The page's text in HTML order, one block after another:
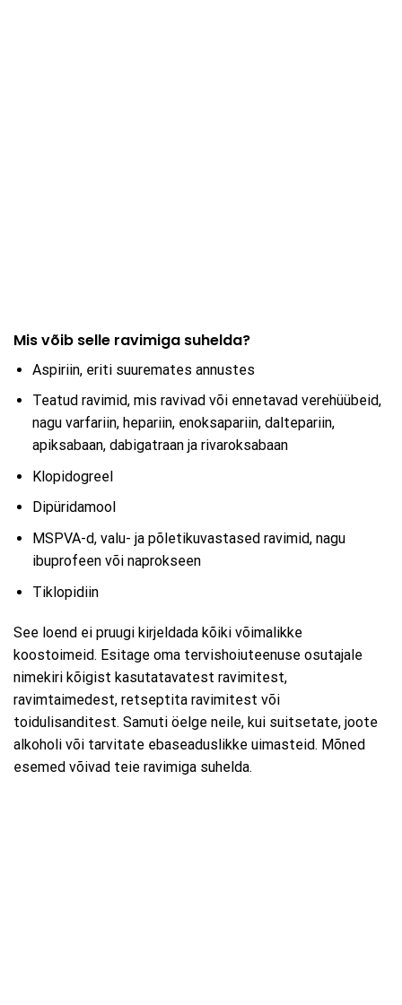
Mis võib selle ravimiga suhelda?
Aspiriin, eriti suuremates annustes
Teatud ravimid, mis ravivad või ennetavad verehüübeid,
nagu varfariin, hepariin, enoksapariin, daltepariin,
apiksabaan, dabigatraan ja rivaroksabaan
Klopidogreel
Dipüridamool
MSPVA-d, valu- ja põletikuvastased ravimid, nagu
ibuprofeen või naprokseen
Tiklopidiin
See loend ei pruugi kirjeldada kõiki võimalikke
koostoimeid. Esitage oma tervishoiuteenuse osutajale
nimekiri kõigist kasutatavatest ravimitest,
ravimtaimedest, retseptita ravimitest või
toidulisanditest. Samuti öelge neile, kui suitsetate, joote
alkoholi või tarvitate ebaseaduslikke uimasteid. Mõned
esemed võivad teie ravimiga suhelda.